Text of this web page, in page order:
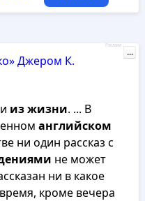
Джером К.
изжизни. ... В
английском
ни один рассказ с
не может
ни в какое
кроме вечера
Реклама
...